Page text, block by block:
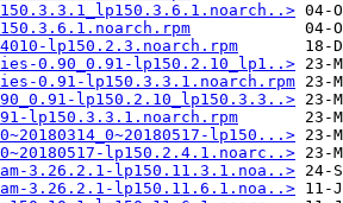
lp150.2.3.noarch.rpm
0.90_0.91-lp150.2.10_lp1..>
0.91-lp150.3.3.1.noarch.rpm
lp150.2.10_lp150.3.3..>
lp150.3.3.1.noarch.rpm
lp150...>
lp150.2.4.1.noarc..>
3.26.2.1-lp150.11.3.1.noa..>
3.26.2.1-lp150.11.6.1.noa..>